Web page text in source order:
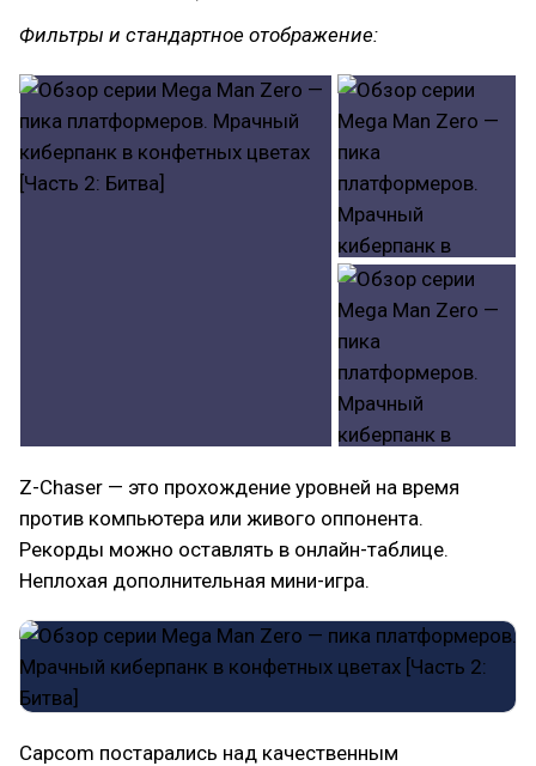
Фильтры и стандартное отображение:
Z-Chaser — это прохождение уровней на время
против компьютера или живого оппонента.
Рекорды можно оставлять в онлайн-таблице.
Неплохая дополнительная мини-игра.
Capcom постарались над качественным